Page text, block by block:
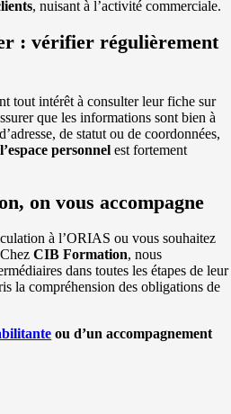
, nuisant à l’activité commerciale.
: vérifier régulièrement
tout intérêt à consulter leur fiche sur
que les informations sont bien à
de statut ou de coordonnées,
personnelest fortement
on vous accompagne
à l’ORIAS ou vous souhaitez
ChezCIB Formation, nous
dans toutes les étapes de leur
la compréhension des obligations de
ou d’un accompagnement